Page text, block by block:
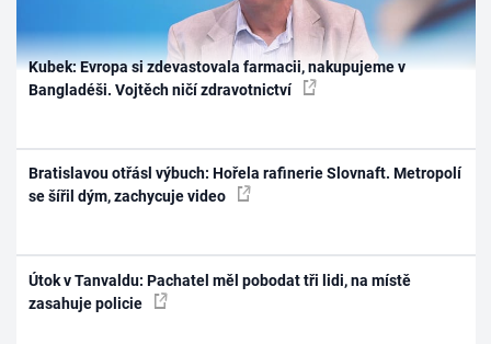
Kubek: Evropa si zdevastovala farmacii, nakupujeme v
Bangladéši. Vojtěch ničí zdravotnictví
Bratislavou otřásl výbuch: Hořela rafinerie Slovnaft. Metropolí
se šířil dým, zachycuje video
Útok v Tanvaldu: Pachatel měl pobodat tři lidi, na místě
zasahuje policie